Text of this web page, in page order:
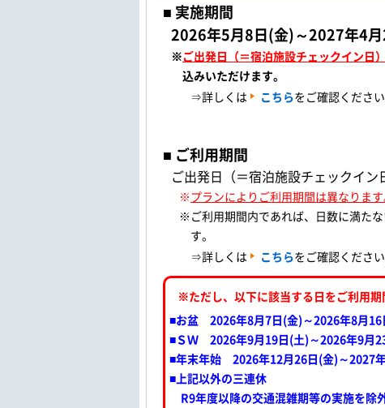
■ 実施期間
2026年5月8日(金)～2027年4月
※ご出発日（＝宿泊施設チェックイン日
込みいただけます。
⇒詳しくは
こちらをご確認ください
■ ご利用期間
ご出発日（＝宿泊施設チェックイ
※プランによりご利用期間は異なります
※ご利用期間内であれば、日数に満た
す。
⇒詳しくは
こちらをご確認ください
※ただし、以下に該当する日をご利用期
■お盆 2026年8月7日(金)～2026年8月16
■ＳＷ 2026年9月19日(土)～2026年9月
■年末年始 2026年12月26日(金)～2027
■上記以外の三連休
R9年度以降の交通混雑期等の実施を除